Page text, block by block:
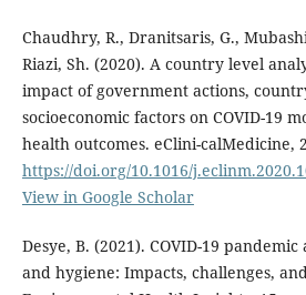
Chaudhry, R., Dranitsaris, G.,
Riazi, Sh. (2020). A country level
impact of government actions,
socioeconomic factors on COVID-19
health outcomes. eClini-calMedicine,
https://doi.org/10.1016/
View in Google Scholar
Desye, B. (2021). COVID-19
and hygiene: Impacts, challenges,